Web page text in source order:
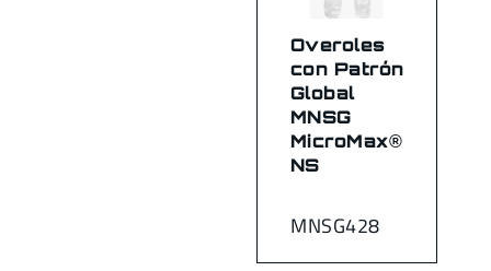
MNSG428
Overoles
con Patrón
Global
MNSG
MicroMax®
NS